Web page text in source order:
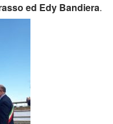
ed Edy Bandiera.